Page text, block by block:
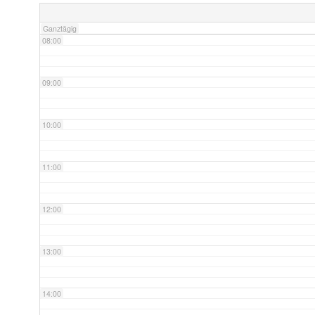
Ganztägig
08:00
09:00
10:00
11:00
12:00
13:00
14:00